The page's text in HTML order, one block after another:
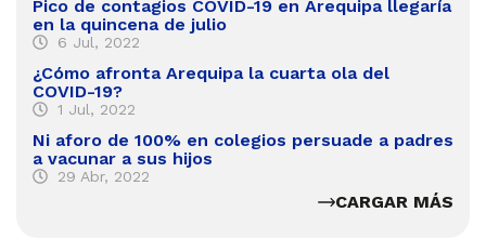
Pico de contagios COVID-19 en Arequipa llegaría
en la quincena de julio
6 Jul, 2022
¿Cómo afronta Arequipa la cuarta ola del
COVID-19?
1 Jul, 2022
Ni aforo de 100% en colegios persuade a padres
a vacunar a sus hijos
29 Abr, 2022
CARGAR MÁS